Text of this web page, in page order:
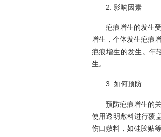
2. 影响因素
疤痕增生的发生
增生，个体发生疤痕
疤痕增生的发生。年
生。
3. 如何预防
预防疤痕增生的
使用透明敷料进行覆
伤口敷料，如硅胶贴